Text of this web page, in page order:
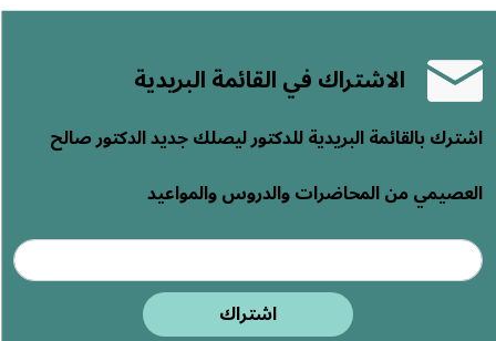
الاشتراك في القائمة البريدية
اشترك بالقائمة البريدية للدكتور ليصلك جديد الدكتور صالح
العصيمي من المحاضرات والدروس والمواعيد
اشتراك